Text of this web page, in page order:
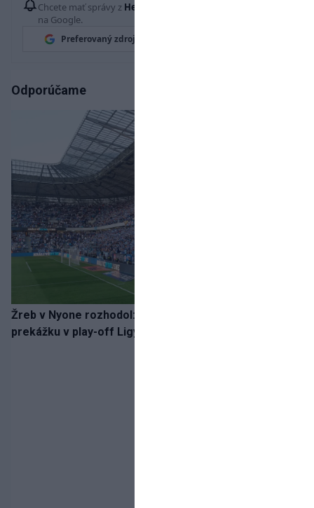
Chcete mať správy z Hetrik.sk
na Google.
Preferovaný zdroj
Odporúčame
Žreb v Nyone rozhodol: Slovan spoznal potenciálnu
prekážku v play-off Ligy majstrov